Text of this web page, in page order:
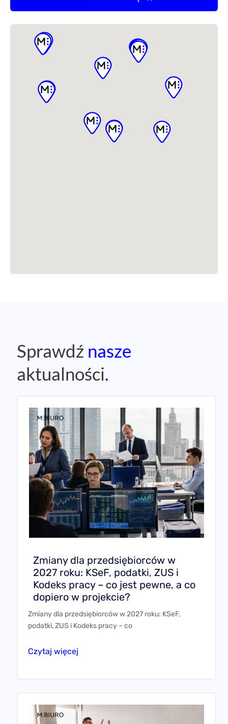
Sprawdź nasze
aktualności.
Zmiany dla przedsiębiorców w
2027 roku: KSeF, podatki, ZUS i
Kodeks pracy – co jest pewne, a co
dopiero w projekcie?
Zmiany dla przedsiębiorców w 2027 roku: KSeF,
podatki, ZUS i Kodeks pracy – co
Czytaj więcej